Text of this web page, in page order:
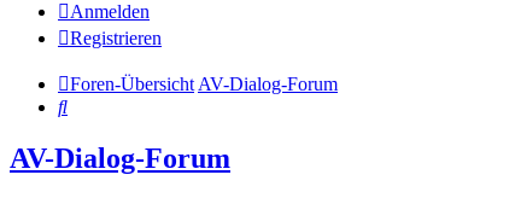
Anmelden
Registrieren
Foren-ÜbersichtAV-Dialog-Forum
Suche
AV-Dialog-Forum